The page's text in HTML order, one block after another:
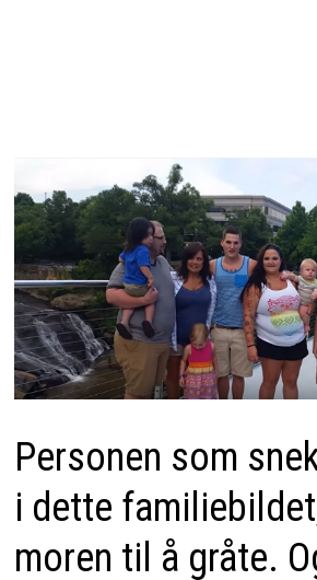
Personen som
i dette
moren til å gråte.